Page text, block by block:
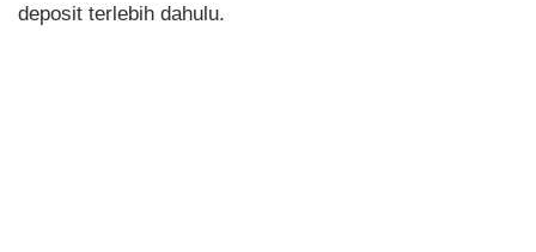
deposit terlebih dahulu.